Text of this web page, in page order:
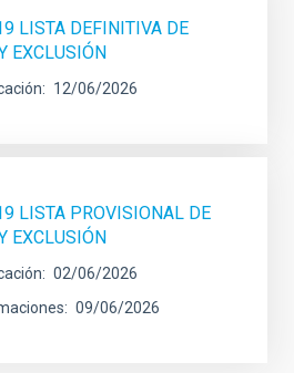
LISTA DEFINITIVA DE
EXCLUSIÓN
12/06/2026
LISTA PROVISIONAL DE
EXCLUSIÓN
02/06/2026
09/06/2026